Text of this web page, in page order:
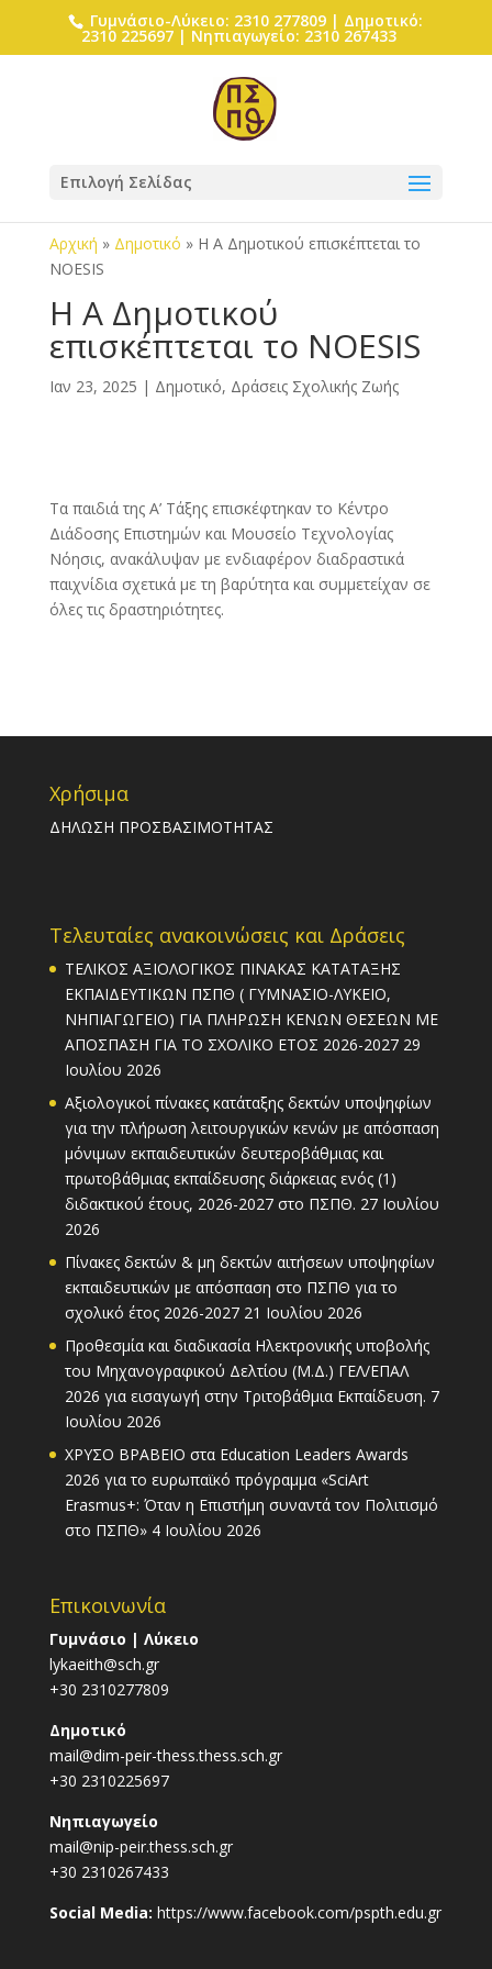
Γυμνάσιο-Λύκειο: 2310 277809 | Δημοτικό:
2310 225697 | Νηπιαγωγείο: 2310 267433
Επιλογή Σελίδας
Αρχική » Δημοτικό » Η Α Δημοτικού επισκέπτεται το
NOESIS
Η Α Δημοτικού
επισκέπτεται το NOESIS
Ιαν 23, 2025 | Δημοτικό, Δράσεις Σχολικής Ζωής
Τα παιδιά της Α’ Τάξης επισκέφτηκαν το Κέντρο
Διάδοσης Επιστημών και Μουσείο Τεχνολογίας
Νόησις, ανακάλυψαν με ενδιαφέρον διαδραστικά
παιχνίδια σχετικά με τη βαρύτητα και συμμετείχαν σε
όλες τις δραστηριότητες.
Χρήσιμα
ΔΗΛΩΣΗ ΠΡΟΣΒΑΣΙΜΟΤΗΤΑΣ
Τελευταίες ανακοινώσεις και Δράσεις
ΤΕΛΙΚΟΣ ΑΞΙΟΛΟΓΙΚΟΣ ΠΙΝΑΚΑΣ ΚΑΤΑΤΑΞΗΣ
ΕΚΠΑΙΔΕΥΤΙΚΩΝ ΠΣΠΘ ( ΓΥΜΝΑΣΙΟ-ΛΥΚΕΙΟ,
ΝΗΠΙΑΓΩΓΕΙΟ) ΓΙΑ ΠΛΗΡΩΣΗ ΚΕΝΩΝ ΘΕΣΕΩΝ ΜΕ
ΑΠΟΣΠΑΣΗ ΓΙΑ ΤΟ ΣΧΟΛΙΚΟ ΕΤΟΣ 2026-2027 29
Ιουλίου 2026
Αξιολογικοί πίνακες κατάταξης δεκτών υποψηφίων
για την πλήρωση λειτουργικών κενών με απόσπαση
μόνιμων εκπαιδευτικών δευτεροβάθμιας και
πρωτοβάθμιας εκπαίδευσης διάρκειας ενός (1)
διδακτικού έτους, 2026-2027 στο ΠΣΠΘ. 27 Ιουλίου
2026
Πίνακες δεκτών & μη δεκτών αιτήσεων υποψηφίων
εκπαιδευτικών με απόσπαση στο ΠΣΠΘ για το
σχολικό έτος 2026-2027 21 Ιουλίου 2026
Προθεσμία και διαδικασία Ηλεκτρονικής υποβολής
του Μηχανογραφικού Δελτίου (Μ.Δ.) ΓΕΛ/ΕΠΑΛ
2026 για εισαγωγή στην Τριτοβάθμια Εκπαίδευση. 7
Ιουλίου 2026
ΧΡΥΣΟ ΒΡΑΒΕΙΟ στα Education Leaders Awards
2026 για το ευρωπαϊκό πρόγραμμα «SciArt
Erasmus+: Όταν η Επιστήμη συναντά τον Πολιτισμό
στο ΠΣΠΘ» 4 Ιουλίου 2026
Επικοινωνία
Γυμνάσιο | Λύκειο
lykaeith@sch.gr
+30 2310277809
Δημοτικό
mail@dim-peir-thess.thess.sch.gr
+30 2310225697
Νηπιαγωγείο
mail@nip-peir.thess.sch.gr
+30 2310267433
Social Media: https://www.facebook.com/pspth.edu.gr